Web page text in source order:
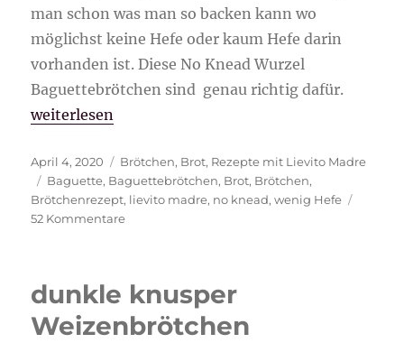
man schon was man so backen kann wo
möglichst keine Hefe oder kaum Hefe darin
vorhanden ist. Diese No Knead Wurzel
Baguettebrötchen sind genau richtig dafür.
„NO KNEAD Wurzel Baguettebrötchen“
weiterlesen
Veröffentlicht
am
April 4, 2020 Kategorien
Brötchen, Brot, Rezepte mit Lievito Madre
Schlagwörter
Baguette, Baguettebrötchen, Brot, Brötchen,
Brötchenrezept, lievito madre, no knead,wenig Hefe
52 Kommentarezu
Baguettebrötchen
dunkle knusper
Weizenbrötchen